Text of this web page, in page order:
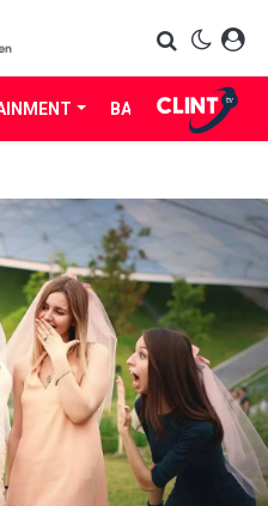
BABES LIFE